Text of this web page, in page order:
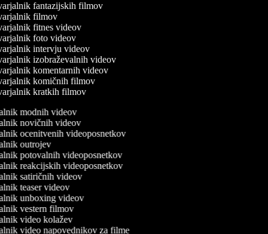
fantazijskih filmov
filmov
fitnes videov
foto videov
intervju videov
izobraževalnih videov
komentarnih videov
komičnih filmov
kratkih filmov
modnih videov
novičnih videov
ocenitvenih videoposnetkov
outrojev
potovalnih videoposnetkov
reakcijskih videoposnetkov
satiričnih videov
teaser videov
unboxing videov
vestern filmov
video kolažev
video napovednikov za filme